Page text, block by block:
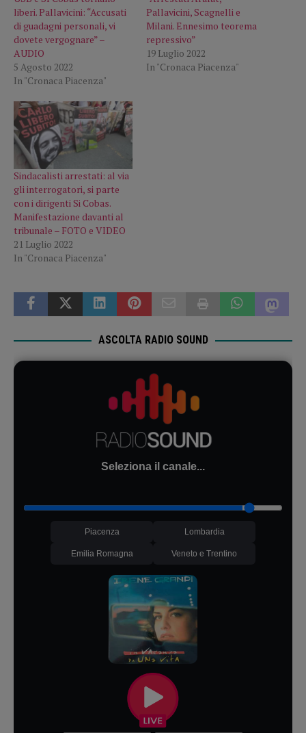
liberi. Pallavicini: “Accusati
di guadagni personali, vi
dovete vergognare” –
AUDIO
5 Agosto 2022
In "Cronaca Piacenza"
Pallavicini, Scagnelli e
Milani. Ennesimo teorema
repressivo”
19 Luglio 2022
In "Cronaca Piacenza"
Sindacalisti arrestati: al via
gli interrogatori, si parte
con i dirigenti Si Cobas.
Manifestazione davanti al
tribunale – FOTO e VIDEO
21 Luglio 2022
In "Cronaca Piacenza"
ASCOLTA RADIO SOUND
Seleziona il canale...
Piacenza Lombardia
Emilia Romagna Veneto e Trentino